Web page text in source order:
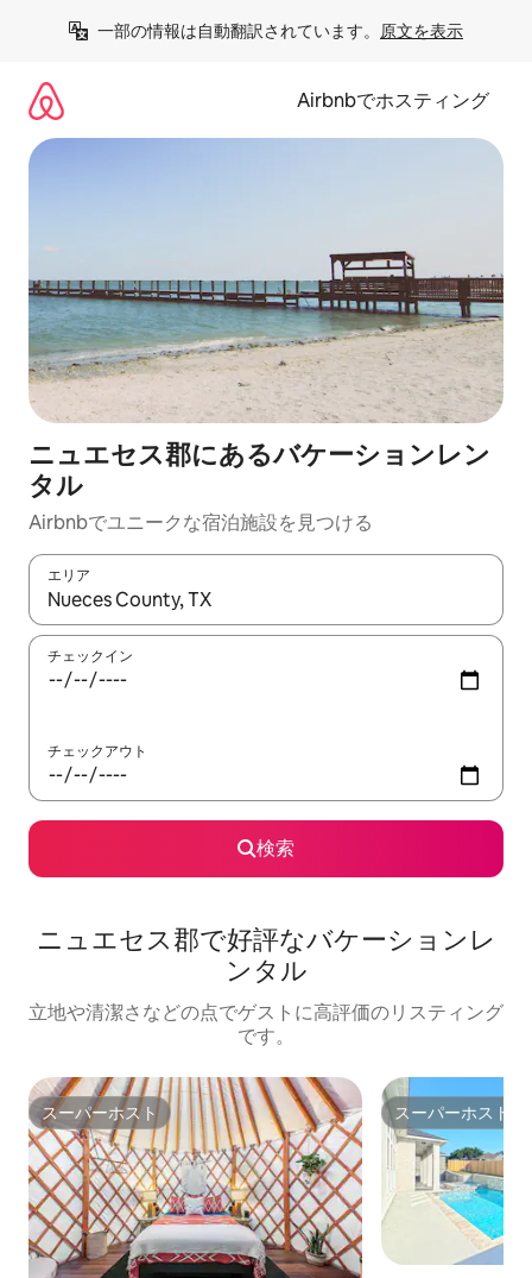
一部の情報は自動翻訳されています。 原文を表示
Airbnbでホスティング
ニュエセス郡にあるバケーションレン
タル
Airbnbでユニークな宿泊施設を見つける
エリア
検索結果が表示されたら、上下の矢印キーを使って移動するか
チェックイン
チェックアウト
検索
ニュエセス郡で好評なバケーションレ
ンタル
立地や清潔さなどの点でゲストに高評価のリスティング
です。
スーパーホスト
スーパーホスト スーパーホスト
スーパーホスト